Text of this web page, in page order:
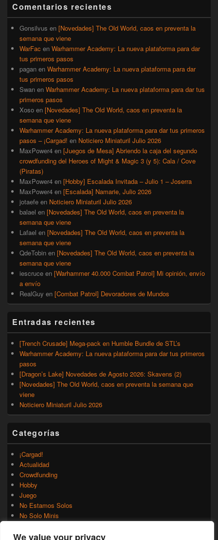
We value your privacy
lateral
primaria
Comentarios recientes
Gonsilvus en [Novedades] The Old World, caos en preventa la
semana que viene
WarFac en Warhammer Academy: La nueva plataforma para dar
tus primeros pasos
pagan en Warhammer Academy: La nueva plataforma para dar
tus primeros pasos
Swan en Warhammer Academy: La nueva plataforma para dar tus
primeros pasos
Xoso en [Novedades] The Old World, caos en preventa la
semana que viene
Warhammer Academy: La nueva plataforma para dar tus primeros
pasos – ¡Cargad! en Noticiero Miniaturil Julio 2026
MaxPower4 en [Juegos de Mesa] Abriendo la caja del segundo
crowdfunding del Heroes of Might & Magic 3 (y 5): Cala / Cove
(Piratas)
MaxPower4 en [Hobby] Escalada Invitada – Julio 1 – Joserra
MaxPower4 en [Escalada] Namarie, Julio 2026
jotaefe en Noticiero Miniaturil Julio 2026
balael en [Novedades] The Old World, caos en preventa la
semana que viene
Lafael en [Novedades] The Old World, caos en preventa la
semana que viene
QdeTobin en [Novedades] The Old World, caos en preventa la
semana que viene
iescruce en [Warhammer 40.000 Combat Patrol] Mi opinión, envío
a envío
RealGuy en [Combat Patrol] Devoradores de Mundos
Entradas recientes
[Trench Crusade] Mega-pack en Humble Bundle de STL’s
Warhammer Academy: La nueva plataforma para dar tus primeros
pasos
[Dragon’s Lake] Novedades de Agosto 2026: Skavens (2)
[Novedades] The Old World, caos en preventa la semana que
viene
Noticiero Miniaturil Julio 2026
Categorías
¡Cargad!
Actualidad
Crowdfunding
Hobby
Juego
No Estamos Solos
No Solo Minis
Rumores